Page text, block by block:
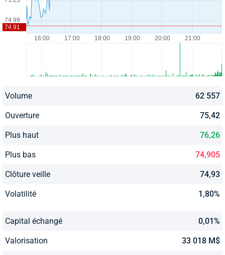
Volume 62 557
Ouverture 75,42
Plus haut 76,26
Plus bas 74,905
Clôture veille 74,93
Volatilité 1,80%
Capital échangé 0,01%
Valorisation 33 018 M$